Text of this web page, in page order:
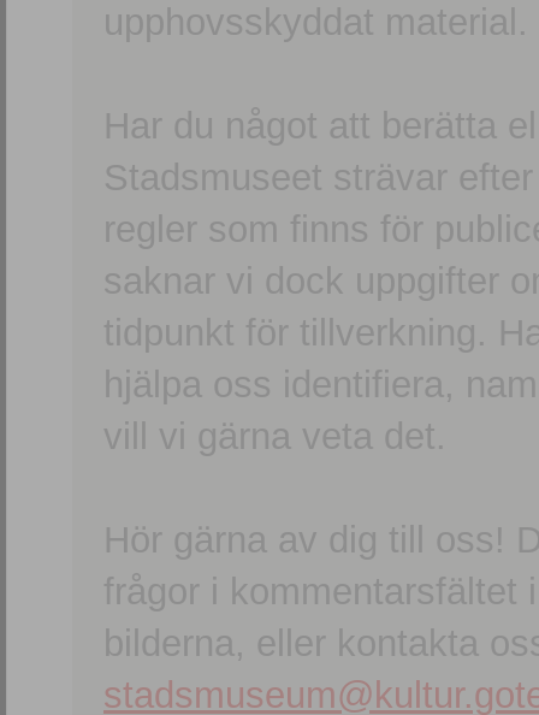
upphovsskyddat material.
Har du något att berätta
Stadsmuseet strävar
regler som finns för
saknar vi dock uppgifter
tidpunkt för tillverkning.
hjälpa oss identifiera,
vill vi gärna veta det.
Hör gärna av dig till oss!
frågor i kommentarsfältet
bilderna, eller kontakta